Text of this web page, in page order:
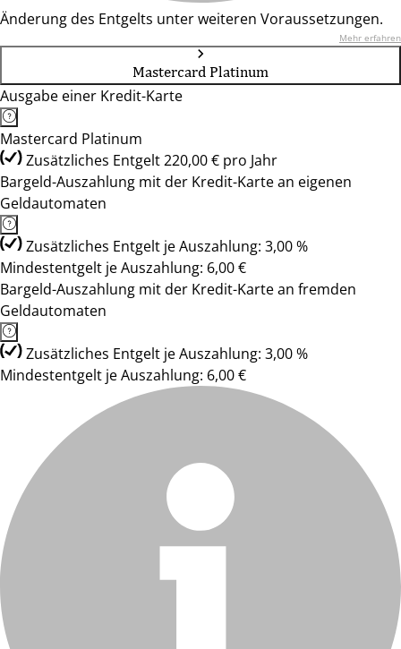
Änderung des Entgelts unter weiteren Voraussetzungen.
Mehr erfahren
Mastercard Platinum
Ausgabe einer Kredit-Karte
Mastercard Platinum
Zusätzliches Entgelt 220,00 € pro Jahr
Bargeld-Auszahlung mit der Kredit-Karte an eigenen
Geldautomaten
Zusätzliches Entgelt je Auszahlung: 3,00 %
Mindestentgelt je Auszahlung: 6,00 €
Bargeld-Auszahlung mit der Kredit-Karte an fremden
Geldautomaten
Zusätzliches Entgelt je Auszahlung: 3,00 %
Mindestentgelt je Auszahlung: 6,00 €